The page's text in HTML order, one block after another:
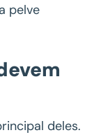
pelve
deles.